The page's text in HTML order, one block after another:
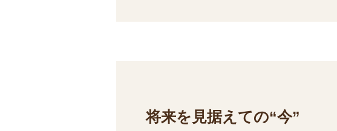
将来を見据えての“今”